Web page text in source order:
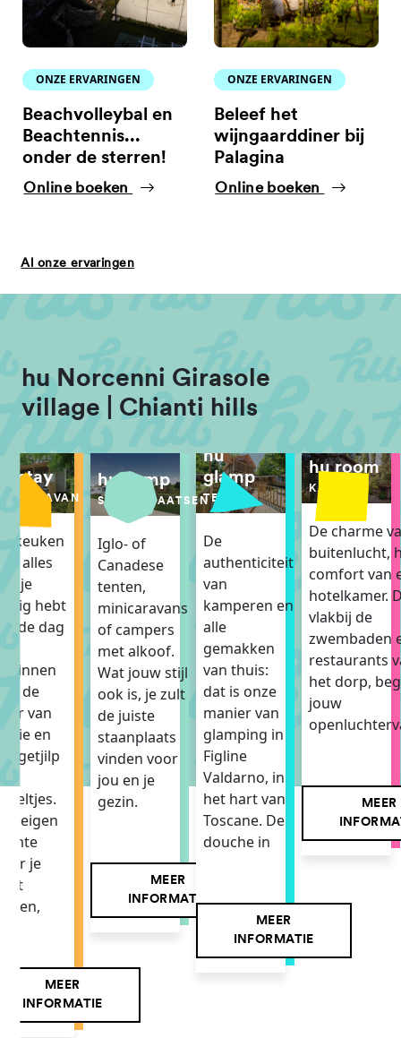
ONZE ERVARINGEN
Beachvolleybal en
Beachtennis...
onder de sterren!
Online boeken
ONZE ERVARINGEN
Beleef het
wijngaarddiner bij
Palagina
Online boeken
Al onze ervaringen
hu Norcenni Girasole
village | Chianti hills
stay
keuken
alles
je
hebt
de dag
de
van
en
getjilp
eigen
je
MEER
INFORMATIE
hu camp
STANDPLAATSEN
Iglo- of
Canadese
tenten,
minicaravans
of campers
met alkoof.
Wat jouw stijl
ook is, je zult
de juiste
staanplaats
vinden voor
jou en je
gezin.
MEER
INFORMATIE
hu
glamp
TENT
De
authenticiteit
van
kamperen en
alle
gemakken
van thuis:
dat is onze
manier van
glamping in
Figline
Valdarno, in
het hart van
Toscane. De
douche in
MEER
INFORMATIE
hu room
KAMER
De charme
buitenlucht,
comfort van
hotelkamer.
vlakbij de
zwembaden
restaurants
het dorp,
jouw
MEER